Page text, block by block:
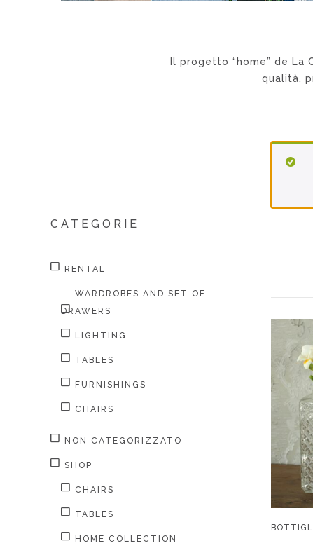
Il progetto “home” de
qualità,
CATEGORIE
RENTAL
WARDROBES AND SET OF
DRAWERS
LIGHTING
TABLES
FURNISHINGS
CHAIRS
NON CATEGORIZZATO
SHOP
CHAIRS
TABLES
HOME COLLECTION